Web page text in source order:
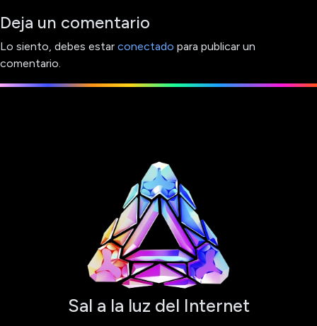
Deja un comentario
Lo siento, debes estar conectado para publicar un
comentario.
Sal a la luz del Internet